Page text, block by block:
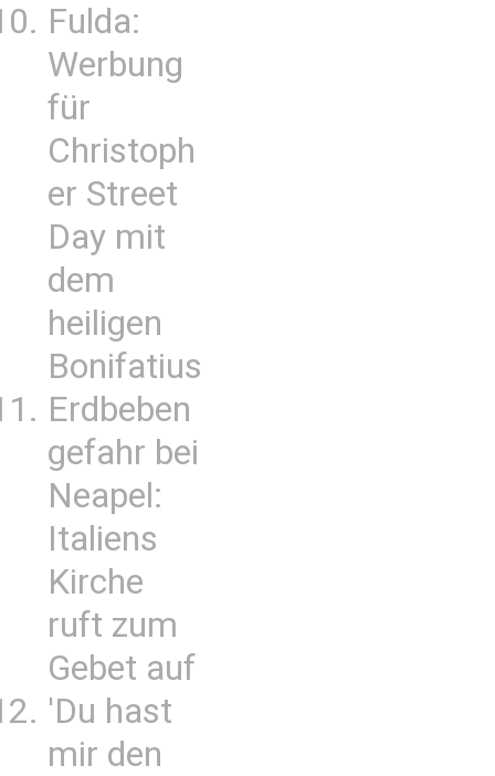
Fulda:
Werbung
für
Christoph
er Street
Day mit
dem
heiligen
Bonifatius
Erdbeben
gefahr bei
Neapel:
Italiens
Kirche
ruft zum
Gebet auf
'Du hast
mir den